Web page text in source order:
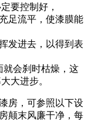
要控制好，
足流平，使漆膜能
发进去，以得到表
会刹时枯燥，这
大进步。
房，可参照以下设
颠末风廉干净，每